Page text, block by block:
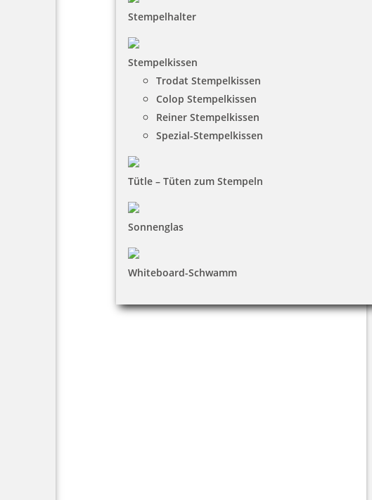
Stempelhalter
Stempelkissen
Trodat Stempelkissen
Colop Stempelkissen
Reiner Stempelkissen
Spezial-Stempelkissen
Tütle – Tüten zum Stempeln
Sonnenglas
Whiteboard-Schwamm